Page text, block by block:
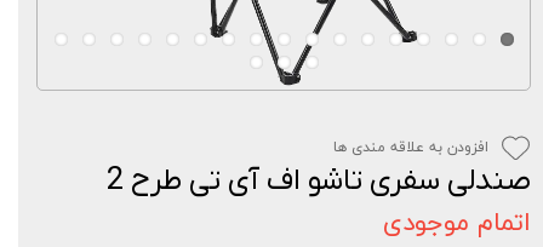
صندلی سفری تاشو اف آی تی طرح 2
اتمام موجودی
افزودن به علاقه مندی ها